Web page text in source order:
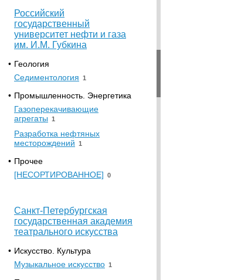
Российский
государственный
университет нефти и газа
им. И.М. Губкина
• Геология
Седиментология 1
• Промышленность. Энергетика
Газоперекачивающие
агрегаты 1
Разработка нефтяных
месторождений 1
• Прочее
[НЕСОРТИРОВАННОЕ] 0
Санкт-Петербургская
государственная академия
театрального искусства
• Искусство. Культура
Музыкальное искусство 1